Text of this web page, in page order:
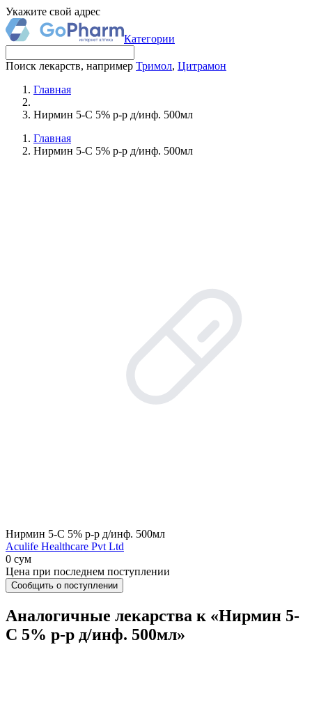
Укажите свой адрес
Категории
Поиск лекарств, например Тримол, Цитрамон
Главная
Нирмин 5-C 5% р-р д/инф. 500мл
Главная
Нирмин 5-C 5% р-р д/инф. 500мл
Нирмин 5-C 5% р-р д/инф. 500мл
Aculife Healthcare Pvt Ltd
0 сум
Цена при последнем поступлении
Сообщить о поступлении
Аналогичные лекарства к «Нирмин 5-
C 5% р-р д/инф. 500мл»